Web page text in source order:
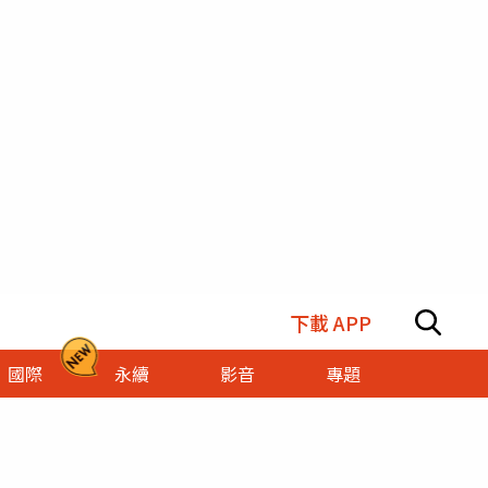
下載 APP
國際 永續 影音 專題